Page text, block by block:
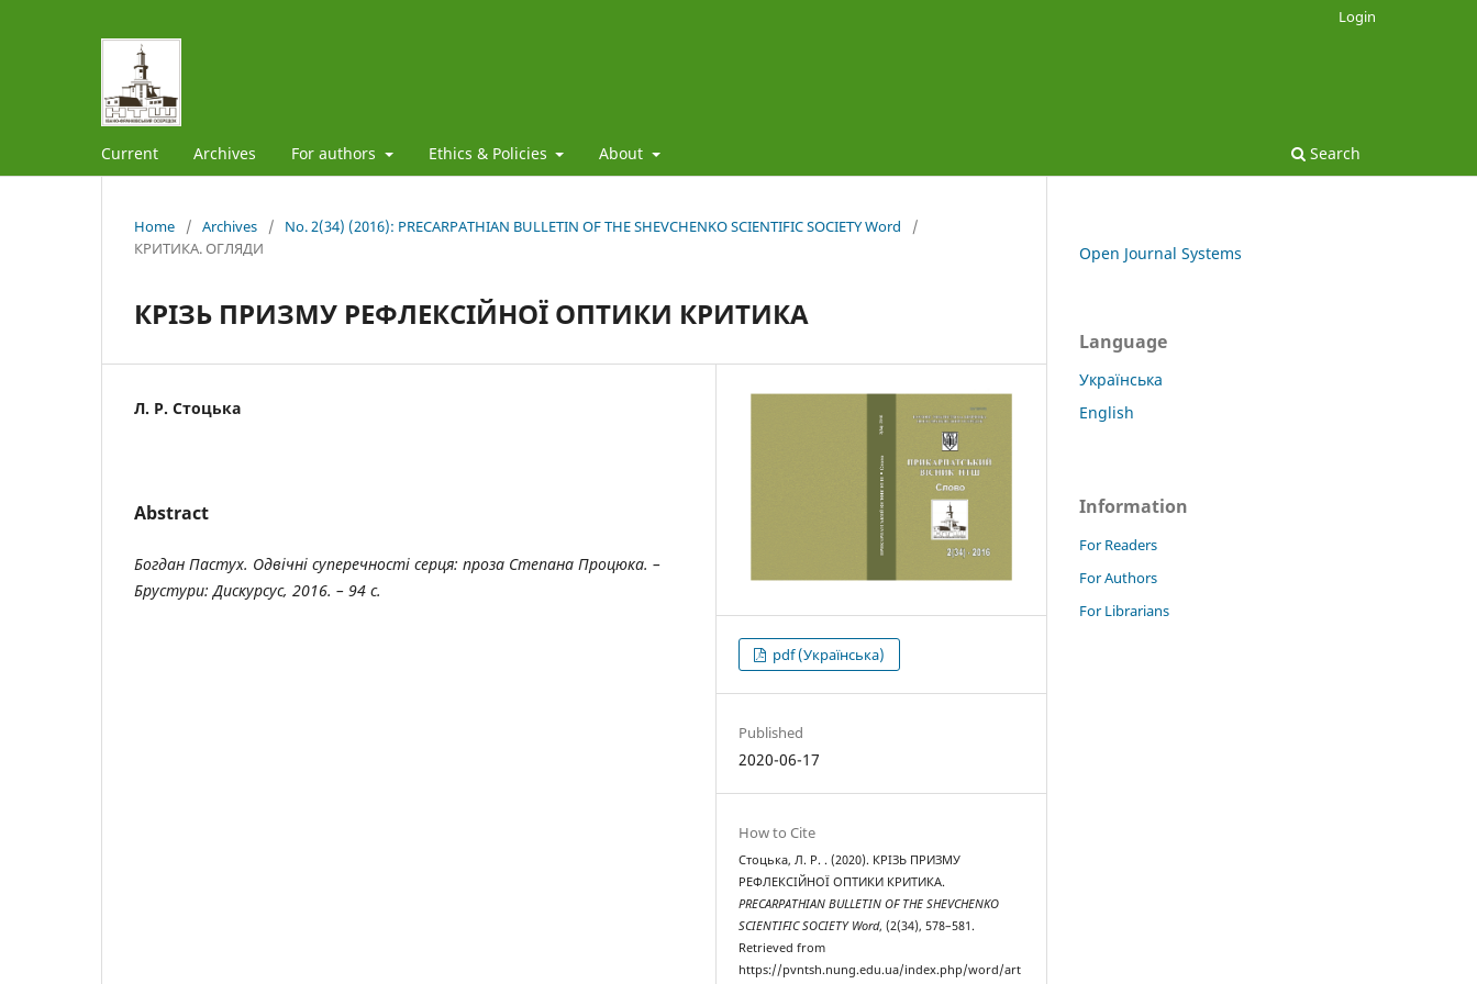
Current Archives For authors Ethics & Policies About Search
Login
Home / Archives / No. 2(34) (2016): PRECARPATHIAN BULLETIN OF THE SHEVCHENKO SCIENTIFIC SOCIETY Word
/
КРИТИКА. ОГЛЯДИ
КРІЗЬ ПРИЗМУ РЕФЛЕКСІЙНОЇ ОПТИКИ КРИТИКА
Л. Р. Стоцька
Abstract
Богдан Пастух. Одвічні суперечності серця: проза Степана Процюка. –
Брустури: Дискурсус, 2016. – 94 с.
pdf (Українська)
Published
2020-06-17
How to Cite
Стоцька, Л. Р. . (2020). КРІЗЬ ПРИЗМУ
РЕФЛЕКСІЙНОЇ ОПТИКИ КРИТИКА.
PRECARPATHIAN BULLETIN OF THE SHEVCHENKO
SCIENTIFIC SOCIETY Word, (2(34), 578–581.
Retrieved from
https://pvntsh.nung.edu.ua/index.php/word/art
Open Journal Systems
Language
Українська
English
Information
For Readers
For Authors
For Librarians